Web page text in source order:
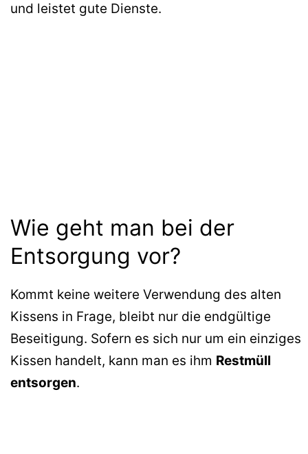
und leistet gute Dienste.
Wie geht man bei der
Entsorgung vor?
Kommt keine weitere Verwendung des alten
Kissens in Frage, bleibt nur die endgültige
Beseitigung. Sofern es sich nur um ein einziges
Kissen handelt, kann man es ihm Restmüll
entsorgen.